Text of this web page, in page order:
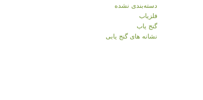
دسته‌بندی نشده
فلزیاب
گنج یاب
نشانه های گنج یابی